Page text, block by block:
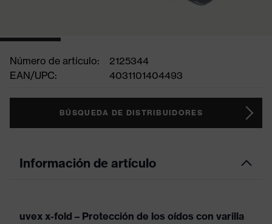
Número de artículo:
2125344
EAN/UPC:
4031101404493
BÚSQUEDA DE DISTRIBUIDORES
Información de artículo
uvex x-fold – Protección de los oídos con varilla